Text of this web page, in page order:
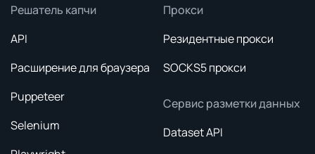
Решатель капчи
API
Расширение для браузера
Puppeteer
Selenium
Прокси
Резидентные прокси
SOCKS5 прокси
Сервис разметки данных
Dataset API